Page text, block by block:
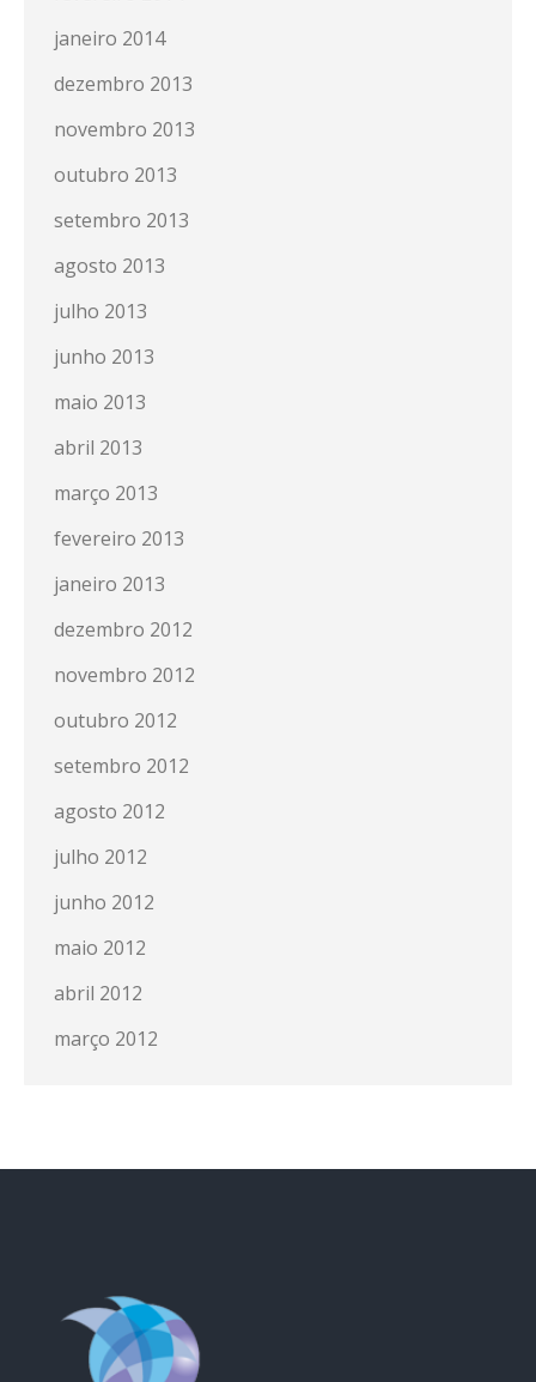
janeiro 2014
dezembro 2013
novembro 2013
outubro 2013
setembro 2013
agosto 2013
julho 2013
junho 2013
maio 2013
abril 2013
março 2013
fevereiro 2013
janeiro 2013
dezembro 2012
novembro 2012
outubro 2012
setembro 2012
agosto 2012
julho 2012
junho 2012
maio 2012
abril 2012
março 2012